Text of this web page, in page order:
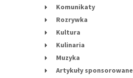
Komunikaty
Rozrywka
Kultura
Kulinaria
Muzyka
Artykuły sponsorowane